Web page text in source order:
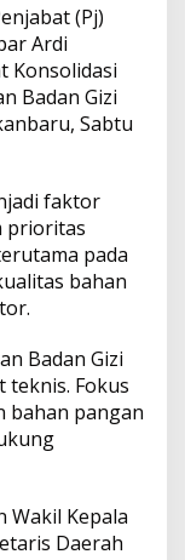
(Pj)
Ardi
Konsolidasi
Badan Gizi
Sabtu
faktor
prioritas
pada
bahan
Badan Gizi
Fokus
bahan pangan
Wakil Kepala
Daerah